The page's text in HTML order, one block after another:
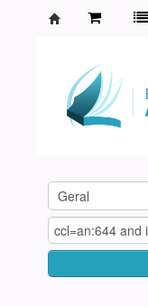
Agamenon
Magalhães